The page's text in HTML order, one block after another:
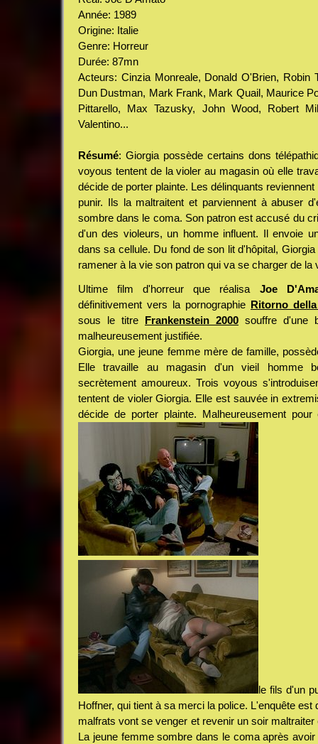
Année: 1989
Origine: Italie
Genre: Horreur
Durée: 87mn
Acteurs: Cinzia Monreale, Donald O'Brien, Robin
Dun Dustman, Mark Frank, Mark Quail, Maurice
Pittarello, Max Tazusky, John Wood, Robert
Valentino...
Résumé: Giorgia possède certains dons
voyous tentent de la violer au magasin où elle
décide de porter plainte. Les délinquants
punir. Ils la maltraitent et parviennent à abuser
sombre dans le coma. Son patron est accusé du
d'un des violeurs, un homme influent. Il envoie
dans sa cellule. Du fond de son lit d'hôpital,
ramener à la vie son patron qui va se charger de la
Ultime film d'horreur que réalisa Joe
définitivement vers la pornographie Ritorno
sous le titre Frankenstein 2000 souffre d'une
malheureusement justifiée.
Giorgia, une jeune femme mère de famille,
Elle travaille au magasin d'un vieil homme
secrètement amoureux. Trois voyous
tentent de violer Giorgia. Elle est sauvée in
décide de porter plainte. Malheureusement
le fils d'un
Hoffner, qui tient à sa merci la police. L'enquête
malfrats vont se venger et revenir un soir
La jeune femme sombre dans le coma après